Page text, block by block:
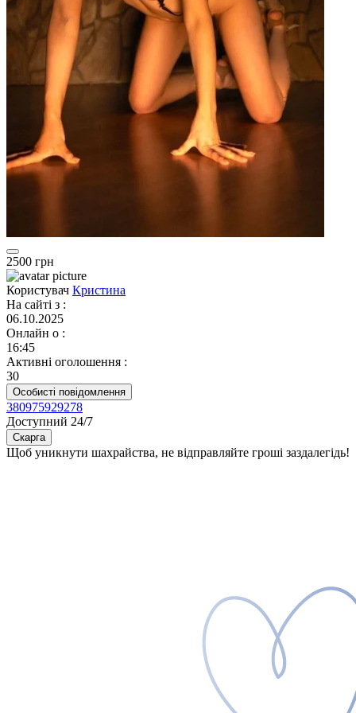
2500 грн
Користувач Кристина
На сайті з :
06.10.2025
Онлайн о :
16:45
Активні оголошення :
30
Особисті повідомлення
380975929278
Доступний 24/7
Скарга
Щоб уникнути шахрайства, не відправляйте гроші заздалегідь!